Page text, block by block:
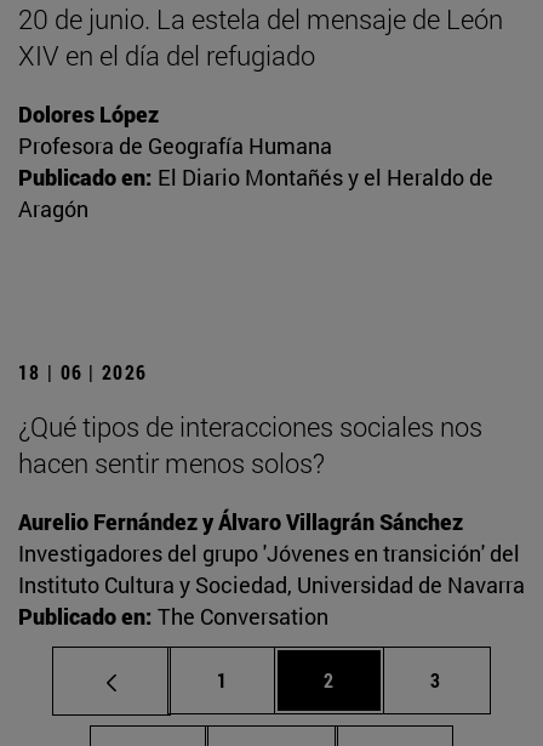
20 de junio. La estela del mensaje de León
XIV en el día del refugiado
Dolores López
Profesora de Geografía Humana
Publicado en: El Diario Montañés y el Heraldo de
Aragón
18 | 06 | 2026
¿Qué tipos de interacciones sociales nos
hacen sentir menos solos?
Aurelio Fernández y Álvaro Villagrán Sánchez
Investigadores del grupo 'Jóvenes en transición' del
Instituto Cultura y Sociedad, Universidad de Navarra
Publicado en: The Conversation
Página
1 Página
2 Página
3